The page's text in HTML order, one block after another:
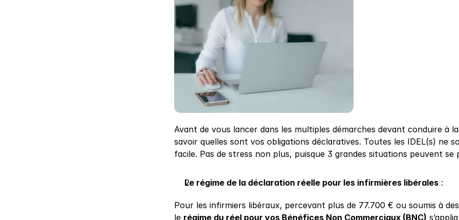
Avant de vous lancer dans les multiples démarches devant conduire
savoir quelles sont vos obligations déclaratives. Toutes les IDEL(s) ne
facile. Pas de stress non plus, puisque 3 grandes situations peuvent se
Le régime de la déclaration réelle pour les infirmières libérales :
Pour les infirmiers libéraux, percevant plus de 77.700 € ou soumis à
le régime du réel pour vos Bénéfices Non Commerciaux (BNC)